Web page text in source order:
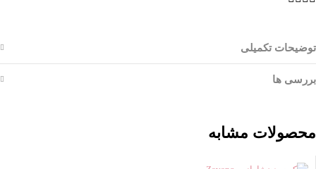
توضیحات تکمیلی
بررسی ها
محصولات مشابه